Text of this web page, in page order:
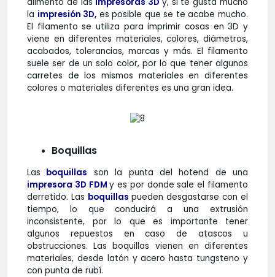
la impresión 3D, es posible que se te acabe mucho.
El filamento se utiliza para imprimir cosas en 3D y
viene en diferentes materiales, colores, diámetros,
acabados, tolerancias, marcas y más. El filamento
suele ser de un solo color, por lo que tener algunos
carretes de los mismos materiales en diferentes
colores o materiales diferentes es una gran idea.
Boquillas
Las boquillas son la punta del hotend de una
impresora 3D FDM y es por donde sale el filamento
derretido. Las boquillas pueden desgastarse con el
tiempo, lo que conducirá a una extrusión
inconsistente, por lo que es importante tener
algunos repuestos en caso de atascos u
obstrucciones. Las boquillas vienen en diferentes
materiales, desde latón y acero hasta tungsteno y
con punta de rubí.